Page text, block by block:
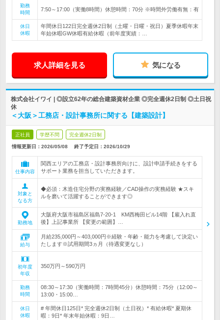
勤務
時間
7:50～17:00（実働8時間）休憩時間：70分 ※時間外労働有無：有
休日
休暇
年間休日122日完全週休2日制（土曜・日曜・祝日）夏季休暇年末
年始休暇GW休暇有給休暇（前年度実績：…
求人詳細を見る 気になる
株式会社イワイ | ◎設立62年の総合建築資材企業 ◎完全週休2日制 ◎土日祝
休
＜大阪＞工務店・設計事務所に関する【建築設計】
正社員 学歴不問 完全週休2日制
情報更新日：2026/05/08 終了予定日： 2026/10/29
仕事内容
関西エリアの工務店・設計事務所向けに、設計申請手続きをする
サポート業務を担当していただきます。
対象と
なる方
◆必須：木造住宅分野の実務経験／CAD操作の実務経験 ★スキ
ルを磨いて活躍することができます◎
勤務地
大阪府大阪市福島区福島7‐20‐1 KM西梅田ビル14階 【雇入れ直
後】上記事業所 【変更の範囲】…
給与
月給235,000円～403,000円※経験・年齢・能力を考慮して決定い
たします※試用期間3ヵ月（待遇変更なし）
初年度
年収
350万円～590万円
勤務
時間
08:30～17:30（実働時間：7時間45分）休憩時間：75分（12:00～
13:00・15:00…
休日
休暇
# 年間休日125日* 完全週休2日制（土日祝）* 有給休暇* 夏期休
暇：9日* 年末年始休暇：9日…